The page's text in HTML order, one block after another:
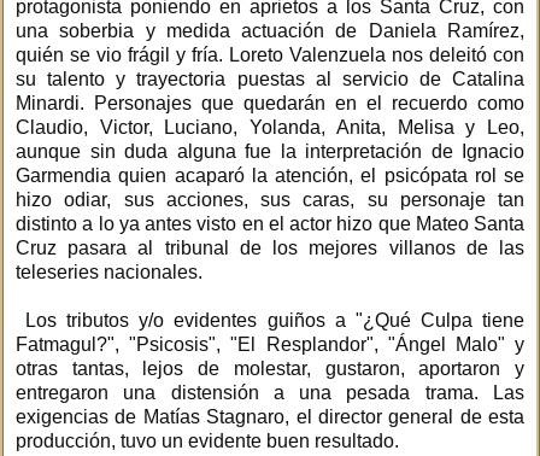
protagonista poniendo en aprietos a los Santa Cruz, con
una soberbia y medida actuación de Daniela Ramírez,
quién se vio frágil y fría. Loreto Valenzuela nos deleitó con
su talento y trayectoria puestas al servicio de Catalina
Minardi. Personajes que quedarán en el recuerdo como
Claudio, Victor, Luciano, Yolanda, Anita, Melisa y Leo,
aunque sin duda alguna fue la interpretación de Ignacio
Garmendia quien acaparó la atención, el psicópata rol se
hizo odiar, sus acciones, sus caras, su personaje tan
distinto a lo ya antes visto en el actor hizo que Mateo Santa
Cruz pasara al tribunal de los mejores villanos de las
teleseries nacionales.
Los tributos y/o evidentes guiños a "¿Qué Culpa tiene
Fatmagul?", "Psicosis", "El Resplandor", "Ángel Malo" y
otras tantas, lejos de molestar, gustaron, aportaron y
entregaron una distensión a una pesada trama. Las
exigencias de Matías Stagnaro, el director general de esta
producción, tuvo un evidente buen resultado.